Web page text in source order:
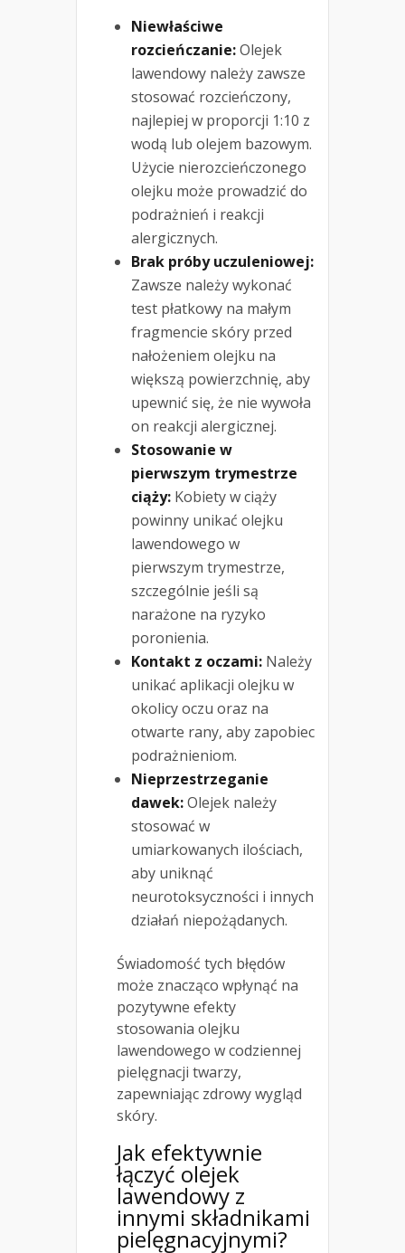
Niewłaściwe
rozcieńczanie:Olejek
lawendowy należy zawsze
stosować rozcieńczony,
najlepiej w proporcji 1:10 z
wodą lub olejem bazowym.
Użycie nierozcieńczonego
olejku może prowadzić do
podrażnień i reakcji
alergicznych.
Brak próby uczuleniowej:
Zawsze należy wykonać
test płatkowy na małym
fragmencie skóry przed
nałożeniem olejku na
większą powierzchnię, aby
upewnić się, że nie wywoła
on reakcji alergicznej.
Stosowanie w
pierwszym trymestrze
ciąży: Kobiety w ciąży
powinny unikać olejku
lawendowego w
pierwszym trymestrze,
szczególnie jeśli są
narażone na ryzyko
poronienia.
Kontakt z oczami: Należy
unikać aplikacji olejku w
okolicy oczu oraz na
otwarte rany, aby zapobiec
podrażnieniom.
Nieprzestrzeganie
dawek:Olejek należy
stosować w
umiarkowanych ilościach,
aby uniknąć
neurotoksyczności i innych
działań niepożądanych.
Świadomość tych błędów
może znacząco wpłynąć na
pozytywne efekty
stosowania olejku
lawendowego w codziennej
pielęgnacji twarzy,
zapewniając zdrowy wygląd
skóry.
Jak efektywnie
łączyć olejek
lawendowy z
innymi składnikami
pielęgnacyjnymi?